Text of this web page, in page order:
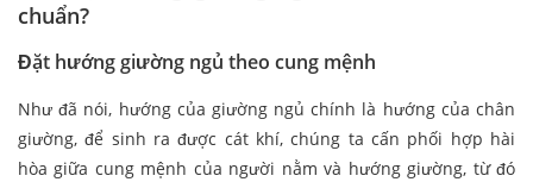
chuẩn?
Đặt hướng giường ngủ theo cung mệnh
Như đã nói, hướng của giường ngủ chính là hướng của chân
giường, để sinh ra được cát khí, chúng ta cấn phối hợp hài
hòa giữa cung mệnh của người nằm và hướng giường, từ đó